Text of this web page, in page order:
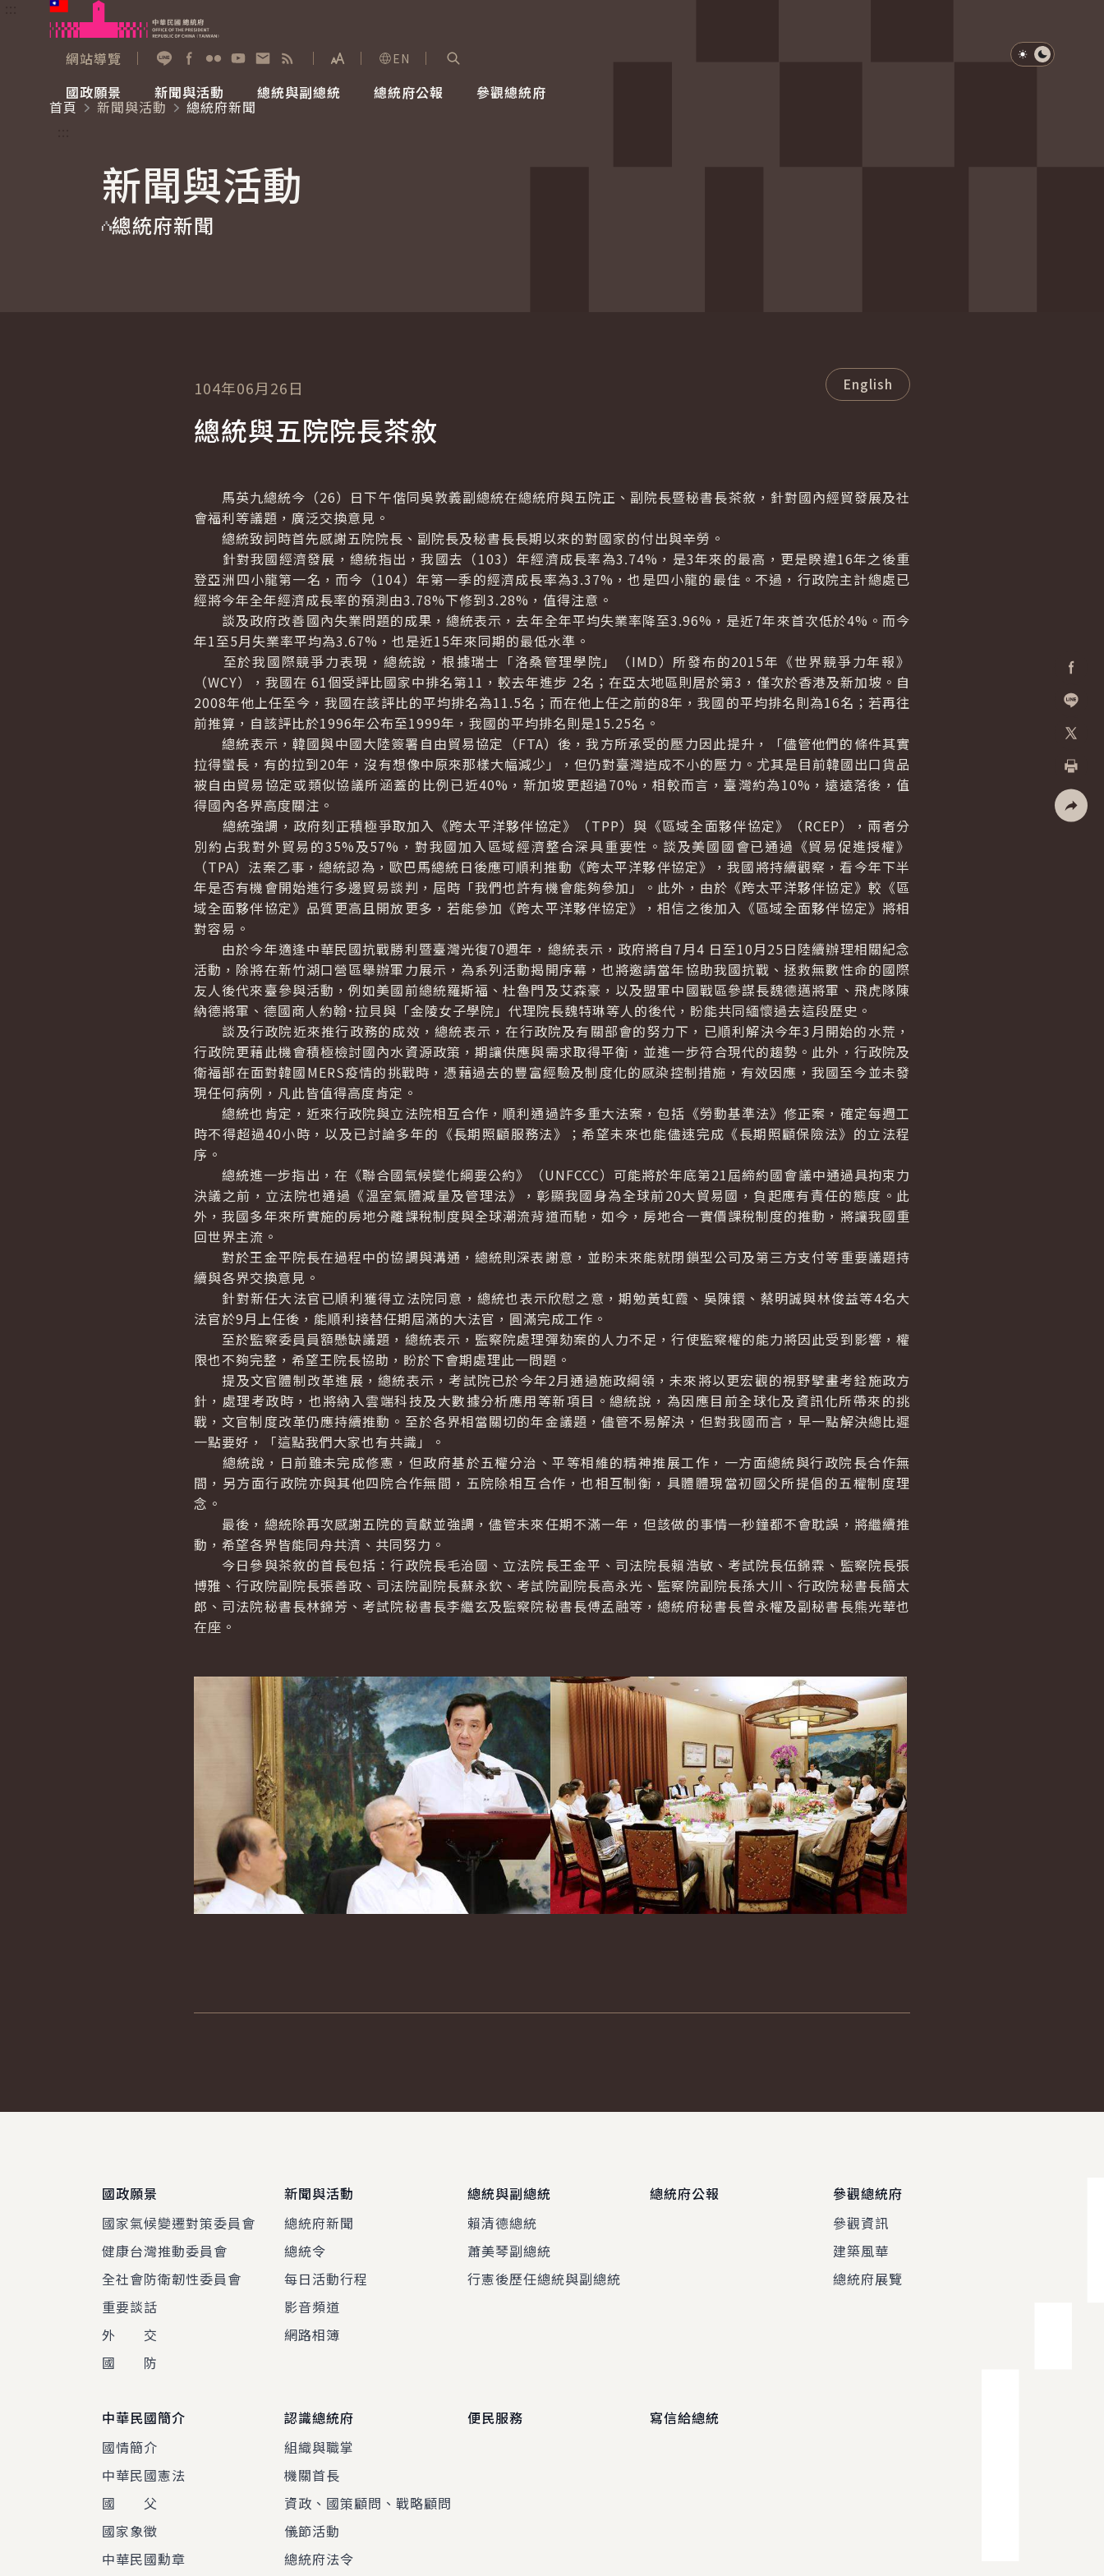
跳到主要內容
網站導覽
展開字級選單
EN
國政願景
國家氣候變遷對策委員會
重要談話
新聞與活動
總統府新聞
影音頻道
總統與副總統
賴清德總統
總統府公報 參觀總統府
參觀資訊
淺色模式
深色模式
首頁
新聞與活動
總統府新聞
新聞與活動
總統府新聞
加入好
列印
104年06月26日 English
總統與五院院長茶敘
馬英九總統今（26）日下午偕同吳敦義副總統在總統府與五院正、副院長暨秘書長茶敘，針對國內經貿發展及社
會福利等議題，廣泛交換意見。
總統致詞時首先感謝五院院長、副院長及秘書長長期以來的對國家的付出與辛勞。
針對我國經濟發展，總統指出，我國去（103）年經濟成長率為3.74%，是3年來的最高，更是睽違16年之後重
登亞洲四小龍第一名，而今（104）年第一季的經濟成長率為3.37%，也是四小龍的最佳。不過，行政院主計總處已
經將今年全年經濟成長率的預測由3.78%下修到3.28%，值得注意。
談及政府改善國內失業問題的成果，總統表示，去年全年平均失業率降至3.96%，是近7年來首次低於4%。而今
年1至5月失業率平均為3.67%，也是近15年來同期的最低水準。
至於我國際競爭力表現，總統說，根據瑞士「洛桑管理學院」（IMD）所發布的2015年《世界競爭力年報》
（WCY），我國在 61個受評比國家中排名第11，較去年進步 2名；在亞太地區則居於第3，僅次於香港及新加坡。自
2008年他上任至今，我國在該評比的平均排名為11.5名；而在他上任之前的8年，我國的平均排名則為16名；若再往
前推算，自該評比於1996年公布至1999年，我國的平均排名則是15.25名。
總統表示，韓國與中國大陸簽署自由貿易協定（FTA）後，我方所承受的壓力因此提升，「儘管他們的條件其實
拉得蠻長，有的拉到20年，沒有想像中原來那樣大幅減少」，但仍對臺灣造成不小的壓力。尤其是目前韓國出口貨品
被自由貿易協定或類似協議所涵蓋的比例已近40%，新加坡更超過70%，相較而言，臺灣約為10%，遠遠落後，值
得國內各界高度關注。
總統強調，政府刻正積極爭取加入《跨太平洋夥伴協定》（TPP）與《區域全面夥伴協定》（RCEP），兩者分
別約占我對外貿易的35%及57%，對我國加入區域經濟整合深具重要性。談及美國國會已通過《貿易促進授權》
（TPA）法案乙事，總統認為，歐巴馬總統日後應可順利推動《跨太平洋夥伴協定》，我國將持續觀察，看今年下半
年是否有機會開始進行多邊貿易談判，屆時「我們也許有機會能夠參加」。此外，由於《跨太平洋夥伴協定》較《區
域全面夥伴協定》品質更高且開放更多，若能參加《跨太平洋夥伴協定》，相信之後加入《區域全面夥伴協定》將相
對容易。
由於今年適逢中華民國抗戰勝利暨臺灣光復70週年，總統表示，政府將自7月4 日至10月25日陸續辦理相關紀念
活動，除將在新竹湖口營區舉辦軍力展示，為系列活動揭開序幕，也將邀請當年協助我國抗戰、拯救無數性命的國際
友人後代來臺參與活動，例如美國前總統羅斯福、杜魯門及艾森豪，以及盟軍中國戰區參謀長魏德邁將軍、飛虎隊陳
納德將軍、德國商人約翰･拉貝與「金陵女子學院」代理院長魏特琳等人的後代，盼能共同緬懷過去這段歷史。
談及行政院近來推行政務的成效，總統表示，在行政院及有關部會的努力下，已順利解決今年3月開始的水荒，
行政院更藉此機會積極檢討國內水資源政策，期讓供應與需求取得平衡，並進一步符合現代的趨勢。此外，行政院及
衛福部在面對韓國MERS疫情的挑戰時，憑藉過去的豐富經驗及制度化的感染控制措施，有效因應，我國至今並未發
現任何病例，凡此皆值得高度肯定。
總統也肯定，近來行政院與立法院相互合作，順利通過許多重大法案，包括《勞動基準法》修正案，確定每週工
時不得超過40小時，以及已討論多年的《長期照顧服務法》；希望未來也能儘速完成《長期照顧保險法》的立法程
序。
總統進一步指出，在《聯合國氣候變化綱要公約》（UNFCCC）可能將於年底第21屆締約國會議中通過具拘束力
決議之前，立法院也通過《溫室氣體減量及管理法》，彰顯我國身為全球前20大貿易國，負起應有責任的態度。此
外，我國多年來所實施的房地分離課稅制度與全球潮流背道而馳，如今，房地合一實價課稅制度的推動，將讓我國重
回世界主流。
對於王金平院長在過程中的協調與溝通，總統則深表謝意，並盼未來能就閉鎖型公司及第三方支付等重要議題持
續與各界交換意見。
針對新任大法官已順利獲得立法院同意，總統也表示欣慰之意，期勉黃虹霞、吳陳鐶、蔡明誠與林俊益等4名大
法官於9月上任後，能順利接替任期屆滿的大法官，圓滿完成工作。
至於監察委員員額懸缺議題，總統表示，監察院處理彈劾案的人力不足，行使監察權的能力將因此受到影響，權
限也不夠完整，希望王院長協助，盼於下會期處理此一問題。
提及文官體制改革進展，總統表示，考試院已於今年2月通過施政綱領，未來將以更宏觀的視野擘畫考銓施政方
針，處理考政時，也將納入雲端科技及大數據分析應用等新項目。總統說，為因應目前全球化及資訊化所帶來的挑
戰，文官制度改革仍應持續推動。至於各界相當關切的年金議題，儘管不易解決，但對我國而言，早一點解決總比遲
一點要好，「這點我們大家也有共識」。
總統說，日前雖未完成修憲，但政府基於五權分治、平等相維的精神推展工作，一方面總統與行政院長合作無
間，另方面行政院亦與其他四院合作無間，五院除相互合作，也相互制衡，具體體現當初國父所提倡的五權制度理
念。
最後，總統除再次感謝五院的貢獻並強調，儘管未來任期不滿一年，但該做的事情一秒鐘都不會耽誤，將繼續推
動，希望各界皆能同舟共濟、共同努力。
今日參與茶敘的首長包括：行政院長毛治國、立法院長王金平、司法院長賴浩敏、考試院長伍錦霖、監察院長張
博雅、行政院副院長張善政、司法院副院長蘇永欽、考試院副院長高永光、監察院副院長孫大川、行政院秘書長簡太
郎、司法院秘書長林錦芳、考試院秘書長李繼玄及監察院秘書長傅孟融等，總統府秘書長曾永權及副秘書長熊光華也
在座。
國政願景
國家氣候變遷對策委員會
健康台灣推動委員會
全社會防衛韌性委員會
重要談話
外 交
國 防
新聞與活動
總統府新聞
總統令
每日活動行程
影音頻道
網路相簿
總統與副總統
賴清德總統
蕭美琴副總統
行憲後歷任總統與副總統
總統府公報
參觀總統府
參觀資訊
建築風華
總統府展覽
中華民國簡介
國情簡介
中華民國憲法
國 父
國家象徵
中華民國勳章
認識總統府
組織與職掌
機關首長
資政、國策顧問、戰略顧問
儀節活動
總統府法令
便民服務 寫信給總統